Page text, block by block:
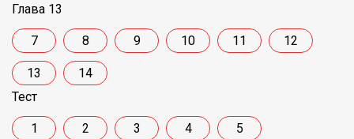
Глава 13
7 8 9 10 11 12
13
14
Тест
1 2 3 4 5